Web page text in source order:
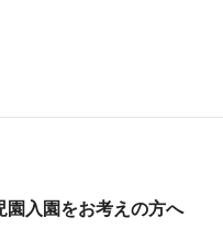
園入園をお考えの方へ